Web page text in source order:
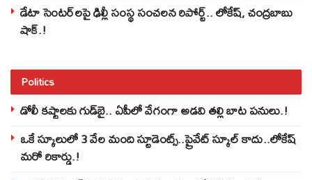
డేటా సెంటర్‌లపై ఢిల్లీ సంస్థ సంచలన రిపోర్ట్.. లోకేష్‌, చంద్రబాబు
షాక్‌.!
Politics
డోలీ కష్టాలకు గుడ్‌బై.. ఏపీలో వేగంగా అడవి తల్లి బాట పనులు.!
ఒకే స్కూలులో 3 వేల మంది స్టూడెంట్స్‌..ప్రైవేట్‌ స్కూల్‌ కాదు..లోకేష్
మరో రికార్డు.!